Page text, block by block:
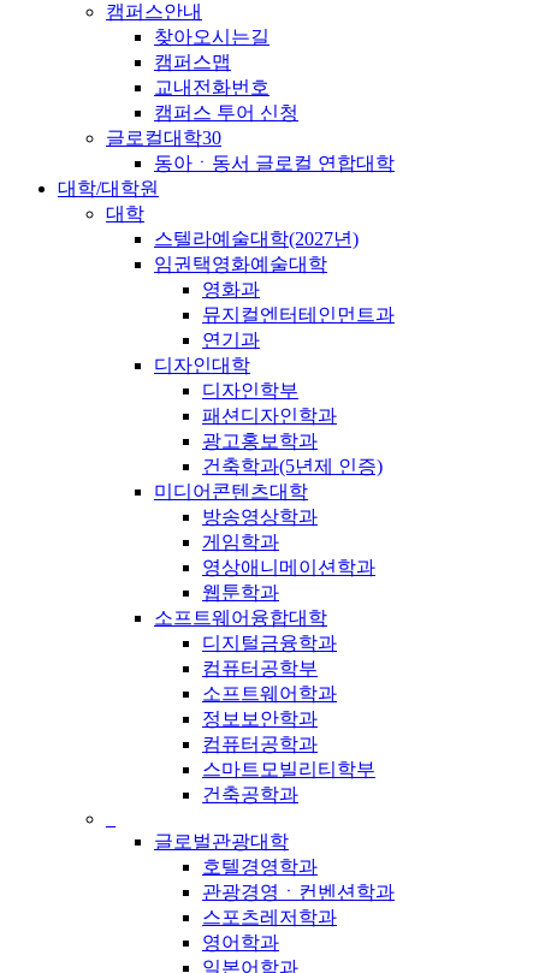
캠퍼스안내
찾아오시는길
캠퍼스맵
교내전화번호
캠퍼스 투어 신청
글로컬대학30
동아ㆍ동서 글로컬 연합대학
대학/대학원
대학
스텔라예술대학(2027년)
임권택영화예술대학
영화과
뮤지컬엔터테인먼트과
연기과
디자인대학
디자인학부
패션디자인학과
광고홍보학과
건축학과(5년제 인증)
미디어콘텐츠대학
방송영상학과
게임학과
영상애니메이션학과
웹툰학과
소프트웨어융합대학
디지털금융학과
컴퓨터공학부
소프트웨어학과
정보보안학과
컴퓨터공학과
스마트모빌리티학부
건축공학과
글로벌관광대학
호텔경영학과
관광경영ㆍ컨벤션학과
스포츠레저학과
영어학과
일본어학과